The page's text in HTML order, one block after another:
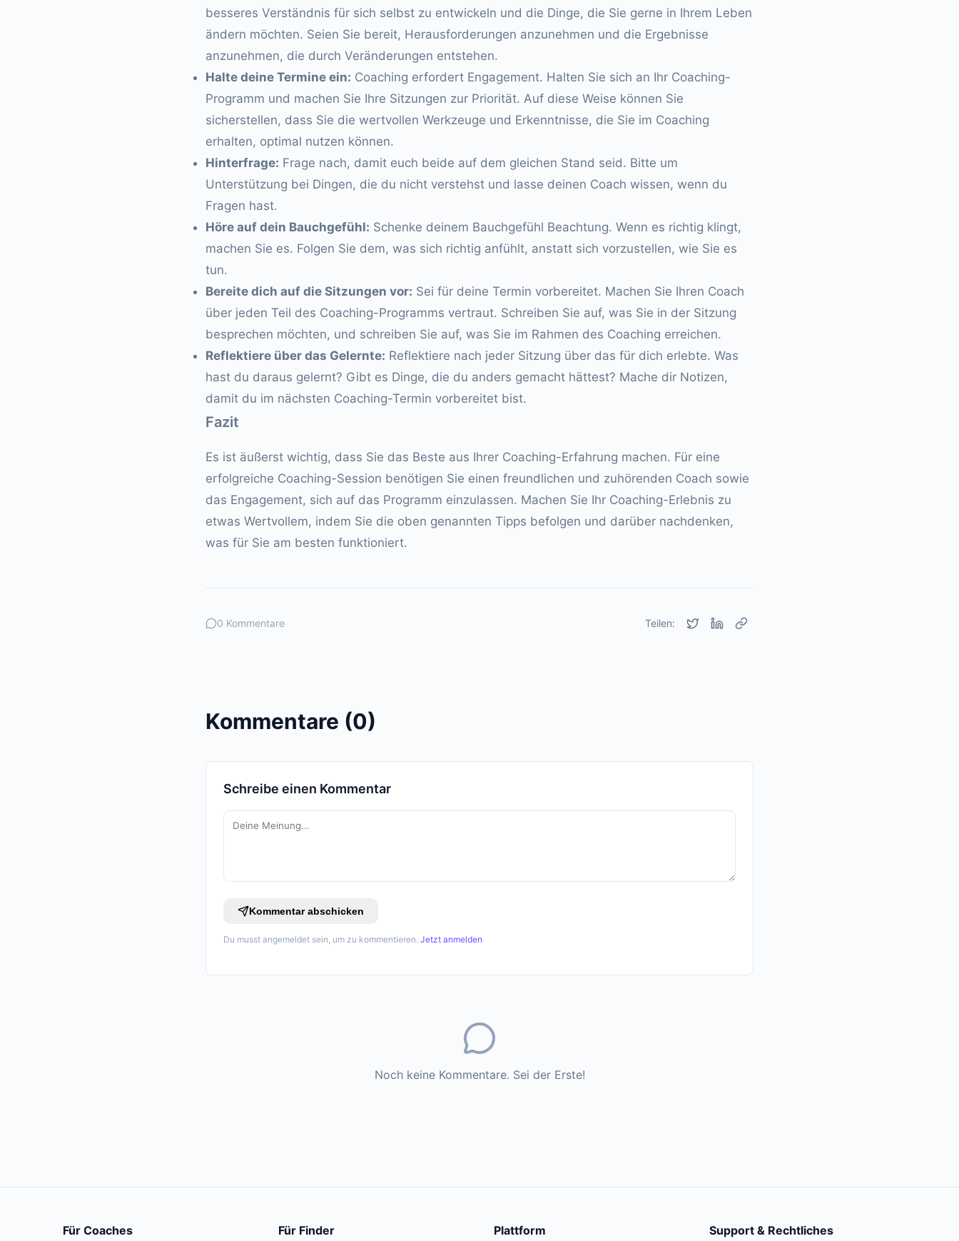
besseres Verständnis für sich selbst zu entwickeln und die Dinge, die Sie gerne in Ihrem Leben
ändern möchten. Seien Sie bereit, Herausforderungen anzunehmen und die Ergebnisse
anzunehmen, die durch Veränderungen entstehen.
Halte deine Termine ein: Coaching erfordert Engagement. Halten Sie sich an Ihr Coaching-
Programm und machen Sie Ihre Sitzungen zur Priorität. Auf diese Weise können Sie
sicherstellen, dass Sie die wertvollen Werkzeuge und Erkenntnisse, die Sie im Coaching
erhalten, optimal nutzen können.
Hinterfrage: Frage nach, damit euch beide auf dem gleichen Stand seid. Bitte um
Unterstützung bei Dingen, die du nicht verstehst und lasse deinen Coach wissen, wenn du
Fragen hast.
Höre auf dein Bauchgefühl: Schenke deinem Bauchgefühl Beachtung. Wenn es richtig klingt,
machen Sie es. Folgen Sie dem, was sich richtig anfühlt, anstatt sich vorzustellen, wie Sie es
tun.
Bereite dich auf die Sitzungen vor: Sei für deine Termin vorbereitet. Machen Sie Ihren Coach
über jeden Teil des Coaching-Programms vertraut. Schreiben Sie auf, was Sie in der Sitzung
besprechen möchten, und schreiben Sie auf, was Sie im Rahmen des Coaching erreichen.
Reflektiere über das Gelernte: Reflektiere nach jeder Sitzung über das für dich erlebte. Was
hast du daraus gelernt? Gibt es Dinge, die du anders gemacht hättest? Mache dir Notizen,
damit du im nächsten Coaching-Termin vorbereitet bist.
Fazit
Es ist äußerst wichtig, dass Sie das Beste aus Ihrer Coaching-Erfahrung machen. Für eine
erfolgreiche Coaching-Session benötigen Sie einen freundlichen und zuhörenden Coach sowie
das Engagement, sich auf das Programm einzulassen. Machen Sie Ihr Coaching-Erlebnis zu
etwas Wertvollem, indem Sie die oben genannten Tipps befolgen und darüber nachdenken,
was für Sie am besten funktioniert.
0 Kommentare Teilen:
Kommentare (0)
Schreibe einen Kommentar
Kommentar abschicken
Du musst angemeldet sein, um zu kommentieren. Jetzt anmelden
Noch keine Kommentare. Sei der Erste!
Für Coaches Für Finder Plattform Support & Rechtliches